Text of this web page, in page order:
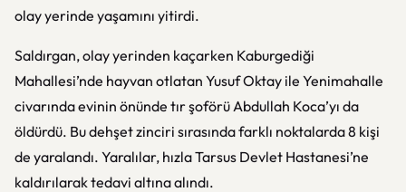
olay yerinde yaşamını yitirdi.
Saldırgan, olay yerinden kaçarken Kaburgediği
Mahallesi’nde hayvan otlatan Yusuf Oktay ile Yenimahalle
civarında evinin önünde tır şoförü Abdullah Koca’yı da
öldürdü. Bu dehşet zinciri sırasında farklı noktalarda 8 kişi
de yaralandı. Yaralılar, hızla Tarsus Devlet Hastanesi’ne
kaldırılarak tedavi altına alındı.